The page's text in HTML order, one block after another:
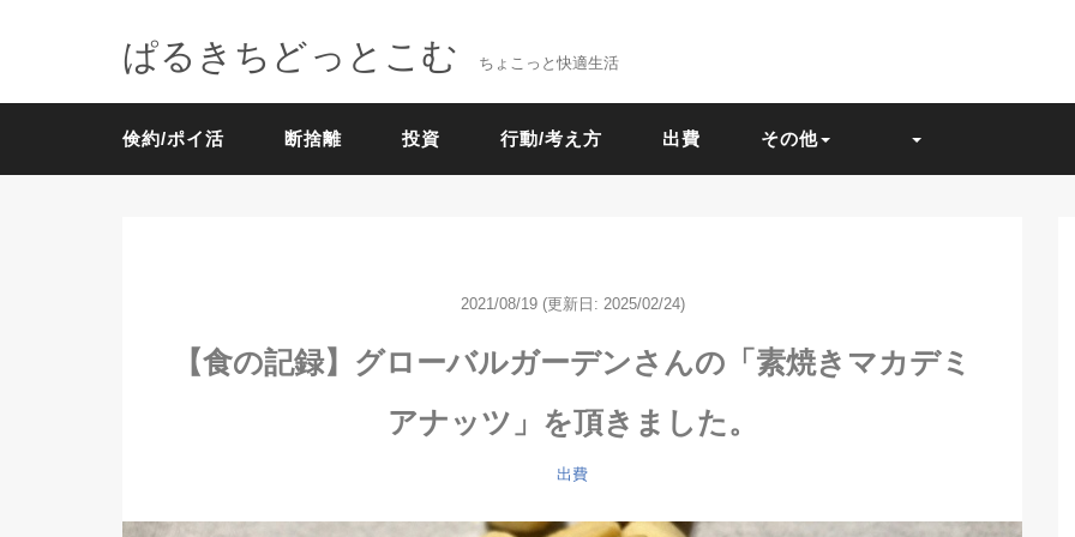
ぱるきちどっとこむ ちょこっと快適生活
倹約/ポイ活 断捨離 投資 行動/考え方 出費 その他
2021/08/19 (更新日: 2025/02/24)
【食の記録】グローバルガーデンさんの「素焼きマカデミ
アナッツ」を頂きました。
出費